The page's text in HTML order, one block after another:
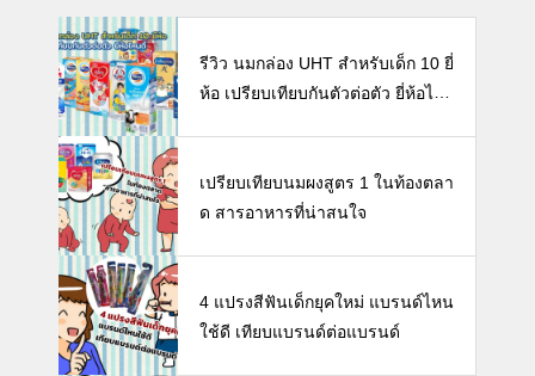
รีวิว นมกล่อง UHT สำหรับเด็ก 10 ยี่
ห้อ เปรียบเทียบกันตัวต่อตัว ยี่ห้อไห
เปรียบเทียบนมผงสูตร 1 ในท้องตลา
ด สารอาหารที่น่าสนใจ
4 แปรงสีฟันเด็กยุคใหม่ แบรนด์ไหน
ใช้ดี เทียบแบรนด์ต่อแบรนด์